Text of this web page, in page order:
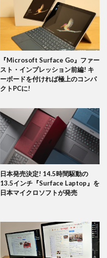
『Microsoft Surface Go』ファー
スト・インプレッション前編! キ
ーボードを付ければ極上のコンパ
クトPCに!
日本発売決定! 14.5時間駆動の
13.5インチ『Surface Laptop』を
日本マイクロソフトが発売